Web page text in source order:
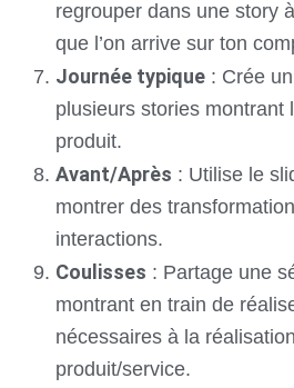
regrouper dans une story
que l’on arrive sur ton
Journée typique : Crée
plusieurs stories montrant
produit.
Avant/Après : Utilise le
montrer des
interactions.
Coulisses : Partage une
montrant en train de
nécessaires à la
produit/service.